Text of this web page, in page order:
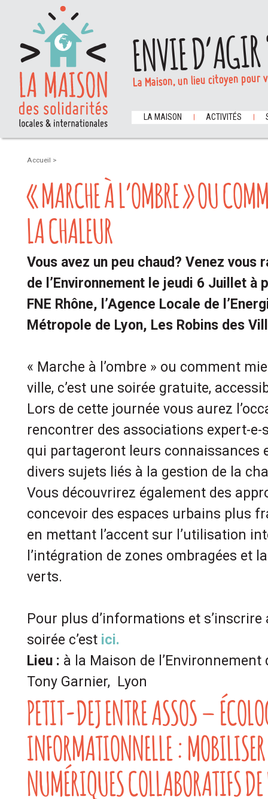
ENVIE
La Maison, un lieu citoyen
LA MAISON ACTIVITÉS
Accueil >
« MARCHE À L’OMBRE » OU
LA CHALEUR
Vous avez un peu chaud? Venez vous
de l’Environnement le jeudi 6 Juillet à
FNE Rhône, l’Agence Locale de
Métropole de Lyon, Les Robins des
« Marche à l’ombre » ou comment
ville, c’est une soirée gratuite,
Lors de cette journée vous aurez
rencontrer des associations expert-
qui partageront leurs connaissances
divers sujets liés à la gestion de la
Vous découvrirez également des
concevoir des espaces urbains plus
en mettant l’accent sur l’utilisation
l’intégration de zones ombragées et
verts.
Pour plus d’informations et
soirée c’est ici.
Lieu : à la Maison de l’Environnement
Tony Garnier, Lyon
PETIT-DEJ ENTRE ASSOS –
INFORMATIONNELLE :
NUMÉRIQUES COLLABORATIFS